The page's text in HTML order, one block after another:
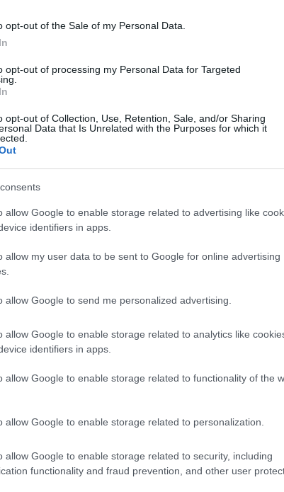
opt-out of the Sale of my Personal Data.
opt-out of processing my Personal Data for Targeted
opt-out of Collection, Use, Retention, Sale, and/or Sharing
Data that Is Unrelated with the Purposes for which it
allow Google to enable storage related to advertising like
identifiers in apps.
allow my user data to be sent to Google for online advertising
allow Google to send me personalized advertising.
allow Google to enable storage related to analytics like
identifiers in apps.
allow Google to enable storage related to functionality of the
allow Google to enable storage related to personalization.
allow Google to enable storage related to security, including
functionality and fraud prevention, and other user
működését!